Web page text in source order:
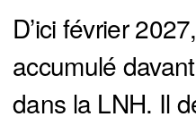
D’ici février
accumulé
dans la LNH. Il